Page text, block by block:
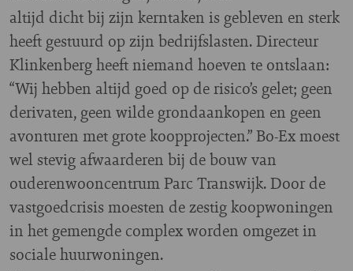
altijd dicht bij zijn kerntaken is gebleven en sterk
heeft gestuurd op zijn bedrijfslasten. Directeur
Klinkenberg heeft niemand hoeven te ontslaan:
“Wij hebben altijd goed op de risico’s gelet; geen
derivaten, geen wilde grondaankopen en geen
avonturen met grote koopprojecten.” Bo-Ex moest
wel stevig afwaarderen bij de bouw van
ouderenwooncentrum Parc Transwijk. Door de
vastgoedcrisis moesten de zestig koopwoningen
in het gemengde complex worden omgezet in
sociale huurwoningen.